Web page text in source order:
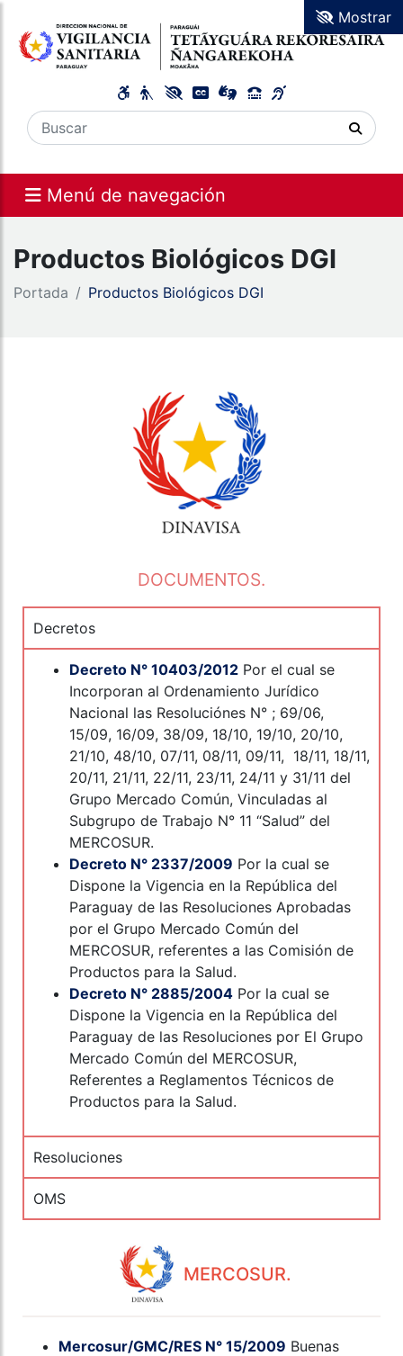
Menú de navegación
Mostrar
Productos Biológicos DGI
Portada Productos Biológicos DGI
DOCUMENTOS.
Decretos
Decreto N° 10403/2012 Por el cual se
Incorporan al Ordenamiento Jurídico
Nacional las Resoluciónes N° ; 69/06,
15/09, 16/09, 38/09, 18/10, 19/10, 20/10,
21/10, 48/10, 07/11, 08/11, 09/11, 18/11, 18/11,
20/11, 21/11, 22/11, 23/11, 24/11 y 31/11 del
Grupo Mercado Común, Vinculadas al
Subgrupo de Trabajo N° 11 “Salud” del
MERCOSUR.
Decreto N° 2337/2009 Por la cual se
Dispone la Vigencia en la República del
Paraguay de las Resoluciones Aprobadas
por el Grupo Mercado Común del
MERCOSUR, referentes a las Comisión de
Productos para la Salud.
Decreto N° 2885/2004 Por la cual se
Dispone la Vigencia en la República del
Paraguay de las Resoluciones por El Grupo
Mercado Común del MERCOSUR,
Referentes a Reglamentos Técnicos de
Productos para la Salud.
Resoluciones
OMS
MERCOSUR.
Mercosur/GMC/RES N° 15/2009 Buenas